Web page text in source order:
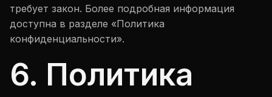
требует закон. Более подробная информация
доступна в разделе «Политика
конфиденциальности».
6. Политика